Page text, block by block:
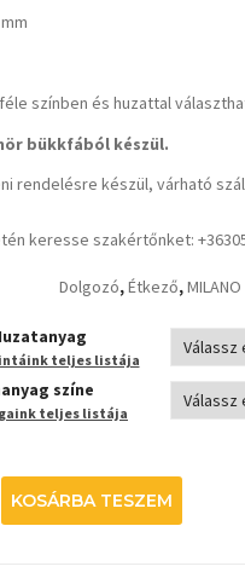
színben és huzattal
bükkfából készül.
rendelésre készül, várható
keresse szakértőnket:
Dolgozó,Étkező,MILANO
teljes listája
színe
teljes listája
KOSÁRBA TESZEM